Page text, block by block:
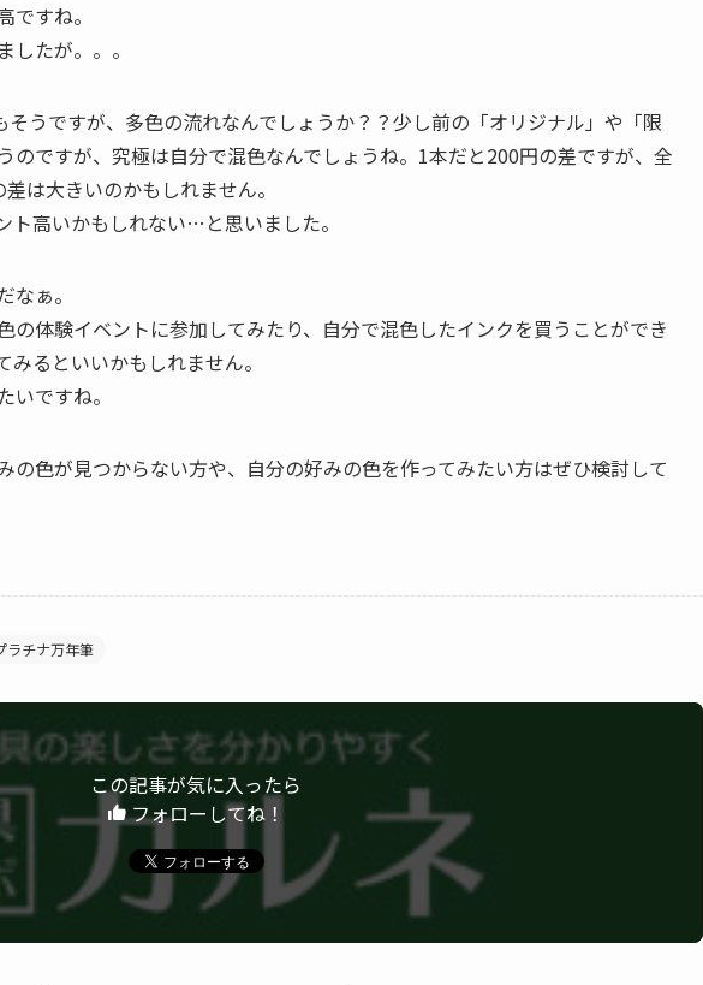
すね。
たが。。。
うですが、多色の流れなんでしょうか？？少し前の「オリジナル」や「限
のですが、究極は自分で混色なんでしょうね。1本だと200円の差ですが、全
は大きいのかもしれません。
ト高いかもしれない…と思いました。
ぁ。
の体験イベントに参加してみたり、自分で混色したインクを買うことができ
るといいかもしれません。
ですね。
の色が見つからない方や、自分の好みの色を作ってみたい方はぜひ検討して
ラチナ万年筆
この記事が気に入ったら
フォローしてね！